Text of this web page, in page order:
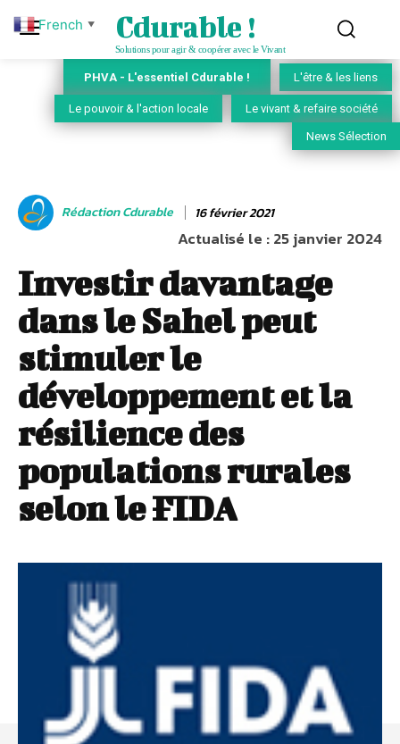
Cdurable !
Solutions pour agir & coopérer avec le Vivant
PHVA - L'essentiel Cdurable ! L'être & les liens
Le pouvoir & l'action locale Le vivant & refaire société
News Sélection
Rédaction Cdurable 16 février 2021
Actualisé le :25 janvier 2024
Investir davantage
dans le Sahel peut
stimuler le
développement et la
résilience des
populations rurales
selon le FIDA
French ▼